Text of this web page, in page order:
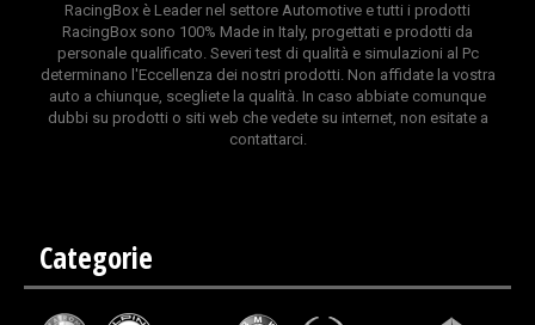
RacingBox è Leader nel settore Automotive e tutti i prodotti
RacingBox sono 100% Made in Italy, progettati e prodotti da
personale qualificato. Severi test di qualità e simulazioni al Pc
determinano l'Eccellenza dei nostri prodotti. Non affidate la vostra
auto a chiunque, scegliete la qualità. In caso abbiate comunque
dubbi su prodotti o siti web che vedete su internet, non esitate a
contattarci.
Categorie